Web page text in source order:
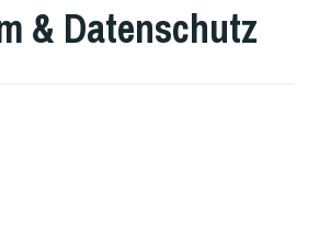
& Datenschutz